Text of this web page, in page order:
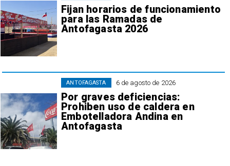
Fijan horarios de funcionamiento
para las Ramadas de
Antofagasta 2026
6 de agosto de 2026
Por graves deficiencias:
Prohiben uso de caldera en
Embotelladora Andina en
Antofagasta
ANTOFAGASTA